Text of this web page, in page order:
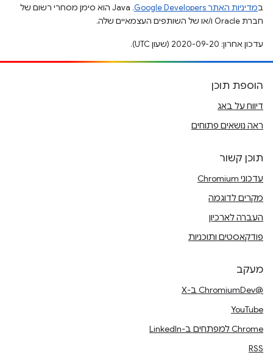
במדיניות האתר Google Developers‏
.‏ Java הוא סימן מסחרי רשום של
חברת Oracle ו/או של השותפים העצמאיים שלה.
עדכון אחרון: 2020-09-20 (שעון UTC).
הוספת תוכן
דיווח על באג
ראה נושאים פתוחים
תוכן קשור
עדכוני Chromium
מקרים לדוגמה
העברה לארכיון
פודקאסטים ותוכניות
מעקב
@ChromiumDev ב-X
YouTube
Chrome למפתחים ב-LinkedIn
RSS